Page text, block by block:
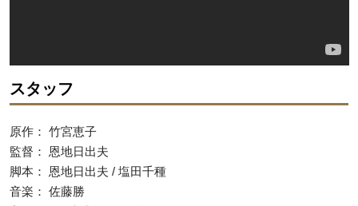
スタッフ
原作： 竹宮恵子
監督： 恩地日出夫
脚本： 恩地日出夫 / 塩田千種
音楽： 佐藤勝